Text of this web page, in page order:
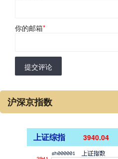
你的邮箱*
提交评论
沪深京指数
上证综指 3940.04